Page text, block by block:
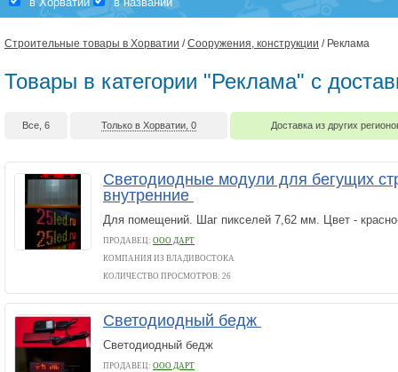
Строительные товары в Хорватии /Сооружения, конструкции / Реклама
Товары в категории "Реклама" с
Все, 6 Только в Хорватии, 0 Доставка из других
Светодиодные модули для бегущих
внутренние
Для помещений. Шаг пикселей 7,62 мм. Цвет -
ПРОДАВЕЦ: ООО ДАРТ
КОМПАНИЯ ИЗ ВЛАДИВОСТОКА
КОЛИЧЕСТВО ПРОСМОТРОВ: 26
Светодиодный бедж
Светодиодный бедж
ПРОДАВЕЦ: ООО ДАРТ